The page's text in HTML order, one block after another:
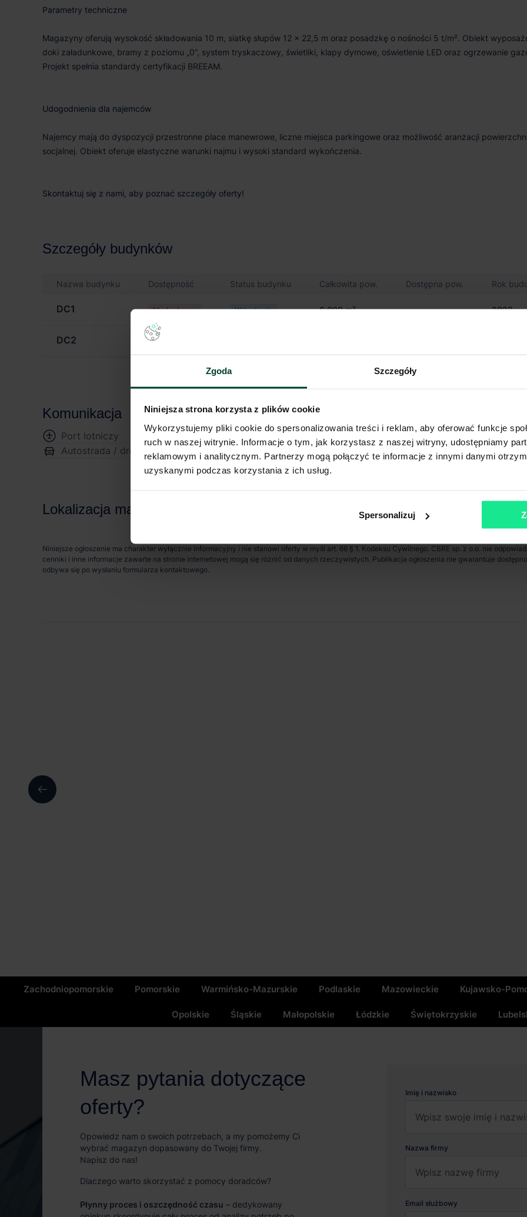
Zgoda Szczegóły
Niniejsza strona korzysta z plików cookie
Wykorzystujemy pliki cookie do spersonalizowania treści i reklam, aby oferować funkcje
ruch w naszej witrynie. Informacje o tym, jak korzystasz z naszej witryny, udostępniamy
reklamowym i analitycznym. Partnerzy mogą połączyć te informacje z innymi danymi
uzyskanymi podczas korzystania z ich usług.
Spersonalizuj
Parametry techniczne
Magazyny oferują wysokość składowania 10 m, siatkę słupów 12 × 22,5 m oraz posadzkę o nośności 5 t/m². Obiekt
doki załadunkowe, bramy z poziomu „0”, system tryskaczowy, świetliki, klapy dymowe, oświetlenie LED oraz ogrzewanie
Projekt spełnia standardy certyfikacji BREEAM.
Udogodnienia dla najemców
Najemcy mają do dyspozycji przestronne place manewrowe, liczne miejsca parkingowe oraz możliwość aranżacji
socjalnej. Obiekt oferuje elastyczne warunki najmu i wysoki standard wykończenia.
Skontaktuj się z nami, aby poznać szczegóły oferty!
Szczegóły budynków
Nazwa budynku Dostępność Status budynku Całkowita pow. Dostępna pow. Rok
DC1 Niedostępny W budowie 6 000 m² - 2023
DC2 Od zaraz
Komunikacja
Port lotniczy 8 km Stacja kolejowa
Autostrada / droga ekspresowa
5 km Transport publiczny
Lokalizacja magazynu
Niniejsze ogłoszenie ma charakter wyłącznie informacyjny i nie stanowi oferty w myśl art. 66 § 1. Kodeksu Cywilnego. CBRE sp. z o.o. nie
cenniki i inne informacje zawarte na stronie internetowej mogą się różnić od danych rzeczywistych. Publikacja ogłoszenia nie gwarantuje
odbywa się po wysłaniu formularza kontaktowego.
Zachodniopomorskie Pomorskie Warmińsko-Mazurskie Podlaskie Mazowieckie Kujawsko-
Opolskie Śląskie Małopolskie Łódzkie Świętokrzyskie
Masz pytania dotyczące
oferty?
Opowiedz nam o swoich potrzebach, a my pomożemy Ci
wybrać magazyn dopasowany do Twojej firmy.
Napisz do nas!
Dlaczego warto skorzystać z pomocy doradców?
Płynny proces i oszczędność czasu – dedykowany
Imię i nazwisko
Nazwa firmy
Email służbowy